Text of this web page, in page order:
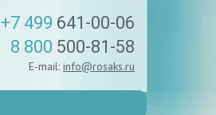
+7 499 641-00-06
8 800 500-81-58
E-mail: info@rosaks.ru